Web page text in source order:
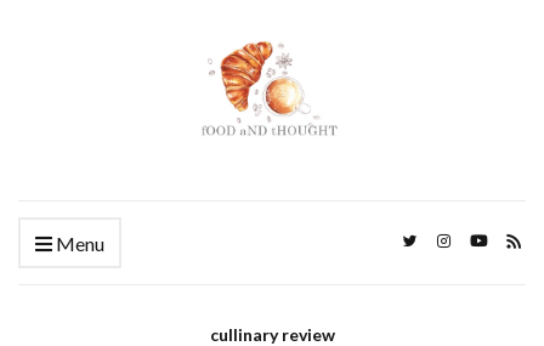
Menu
cullinary review